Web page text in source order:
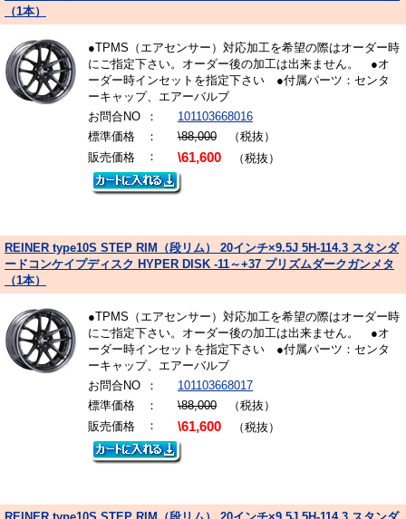
（1本）
●TPMS（エアセンサー）対応加工を希望の際はオーダー時
にご指定下さい。オーダー後の加工は出来ません。 ●オ
ーダー時インセットを指定下さい ●付属パーツ：センタ
ーキャップ、エアーバルブ
お問合NO
：
101103668016
標準価格
： \88,000 （税抜）
販売価格
： \61,600 （税抜）
REINER type10S STEP RIM（段リム） 20インチ×9.5J 5H-114.3 スタンダ
ードコンケイプディスク HYPER DISK -11～+37 プリズムダークガンメタ
（1本）
●TPMS（エアセンサー）対応加工を希望の際はオーダー時
にご指定下さい。オーダー後の加工は出来ません。 ●オ
ーダー時インセットを指定下さい ●付属パーツ：センタ
ーキャップ、エアーバルブ
お問合NO
：
101103668017
標準価格
： \88,000 （税抜）
販売価格
： \61,600 （税抜）